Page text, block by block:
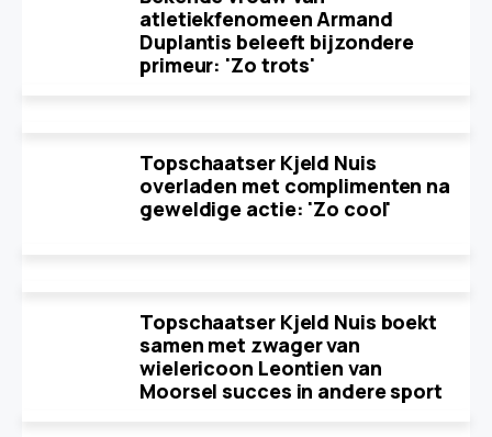
atletiekfenomeen Armand
Duplantis beleeft bijzondere
primeur: 'Zo trots'
Topschaatser Kjeld Nuis
overladen met complimenten na
geweldige actie: 'Zo cool'
Topschaatser Kjeld Nuis boekt
samen met zwager van
wielericoon Leontien van
Moorsel succes in andere sport